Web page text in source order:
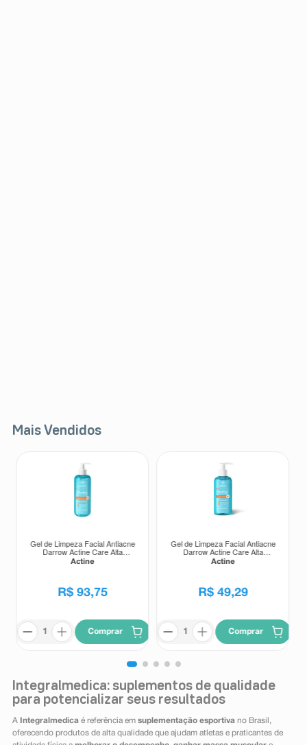
Mais Vendidos
Gel de Limpeza Facial Antiacne
Darrow Actine Care Alta
Tolerância 400g
Actine
R$ 93,75
Comprar
Gel de Limpeza Facial Antiacne
Darrow Actine Care Alta
Tolerância 140g
Actine
R$ 49,29
Comprar
Integralmedica: suplementos de qualidade
para potencializar seus resultados
A Integralmedicaé referência em suplementação esportivano Brasil,
oferecendo produtos de alta qualidade que ajudam atletas e praticantes de